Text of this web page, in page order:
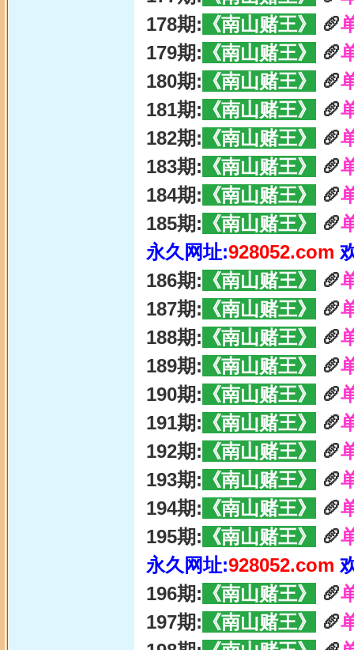
178期: 《南山赌王》 🥖
179期: 《南山赌王》 🥖
180期: 《南山赌王》 🥖
181期: 《南山赌王》 🥖
182期: 《南山赌王》 🥖
183期: 《南山赌王》 🥖
184期: 《南山赌王》 🥖
185期: 《南山赌王》 🥖
永久网址:928052.com
186期: 《南山赌王》 🥖
187期: 《南山赌王》 🥖
188期: 《南山赌王》 🥖
189期: 《南山赌王》 🥖
190期: 《南山赌王》 🥖
191期: 《南山赌王》 🥖
192期: 《南山赌王》 🥖
193期: 《南山赌王》 🥖
194期: 《南山赌王》 🥖
195期: 《南山赌王》 🥖
永久网址:928052.com
196期: 《南山赌王》 🥖
197期: 《南山赌王》 🥖